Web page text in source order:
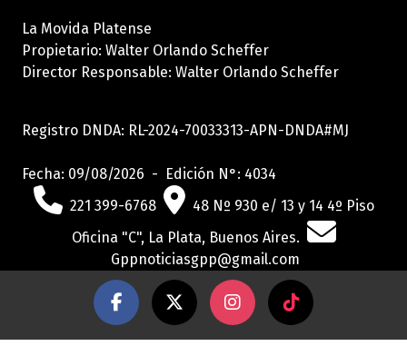
La Movida Platense
Propietario: Walter Orlando Scheffer
Director Responsable: Walter Orlando Scheffer
Registro DNDA: RL-2024-70033313-APN-DNDA#MJ
Fecha: 09/08/2026 - Edición N°: 4034
221 399-6768
48 Nº 930 e/ 13 y 14 4º Piso
Oficina "C", La Plata, Buenos Aires.
Gppnoticiasgpp@gmail.com